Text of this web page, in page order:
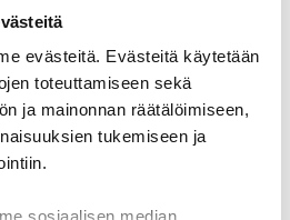
evästeitä. Evästeitä käytetään
toteuttamiseen sekä
ja mainonnan räätälöimiseen,
tukemiseen ja
message with
services can’t automatically
You’ll need to obtain a
the message.